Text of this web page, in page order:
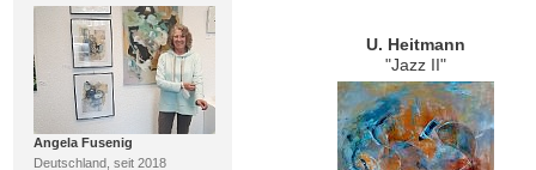
Angela Fusenig
Deutschland, seit 2018
U. Heitmann
"Jazz II"